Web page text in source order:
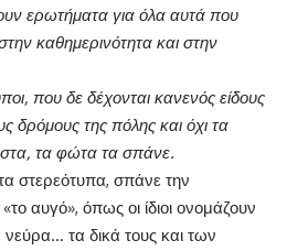
ερωτήματα για όλα αυτά που
καθημερινότητα και στην
που δε δέχονται κανενός είδους
δρόμους της πόλης και όχι τα
τα φώτα τα σπάνε.
στερεότυπα, σπάνε την
αυγό», όπως οι ίδιοι ονομάζουν
τα δικά τους και των